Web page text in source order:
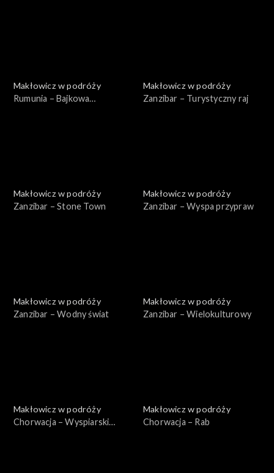
Makłowicz w podróży
Rumunia – Bajkowa
Makłowicz w podróży
Zanzibar – Turystyczny raj
Makłowicz w podróży
Zanzibar – Stone Town
Makłowicz w podróży
Zanzibar – Wyspa przypraw
Makłowicz w podróży
Zanzibar – Wodny świat
Makłowicz w podróży
Zanzibar – Wielokulturowy
Makłowicz w podróży
Chorwacja – Wyspiarski
Makłowicz w podróży
Chorwacja – Rab